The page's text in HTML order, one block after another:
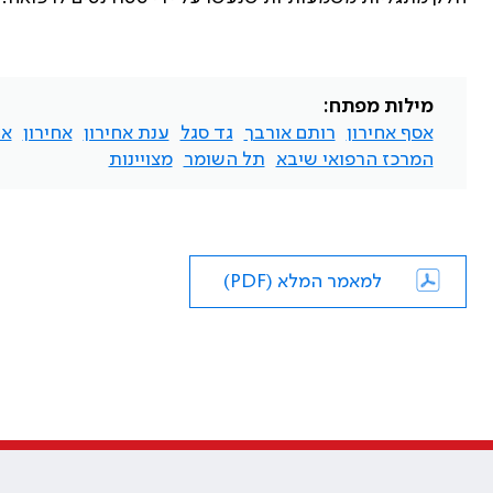
מילות מפתח:
אסף אחירון
רותם אורבך גד סגל ענת אחירון אחירון
המרכז הרפואי שיבא
תל השומר מצויינות
למאמר המלא (PDF)